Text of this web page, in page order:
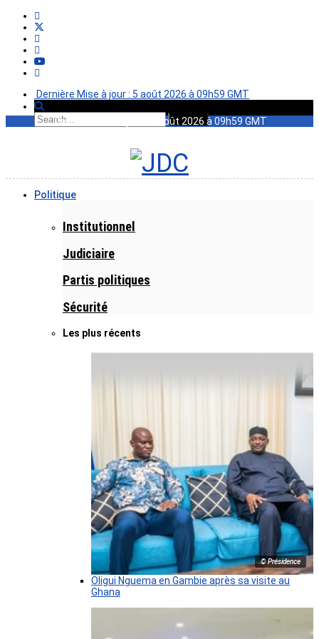
Dernière Mise à jour : 5 août 2026 à 09h59 GMT
Dernière Mise à jour : 5 août 2026 à 09h59 GMT
Politique
Institutionnel
Judiciaire
Partis politiques
Sécurité
Les plus récents
© Présidence
Oligui Nguema en Gambie après sa visite au
Ghana